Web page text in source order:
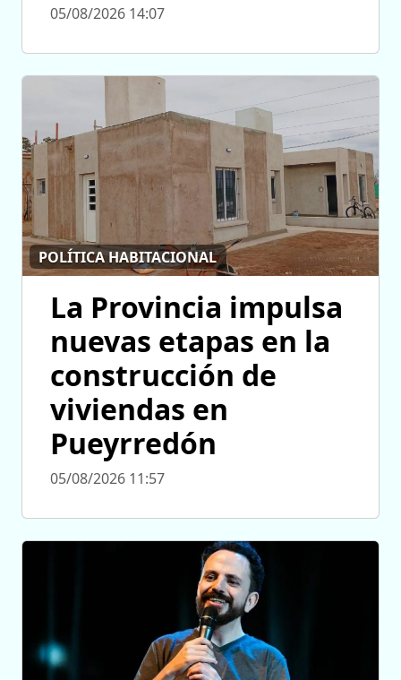
05/08/2026 14:07
POLÍTICA HABITACIONAL
La Provincia impulsa
nuevas etapas en la
construcción de
viviendas en
Pueyrredón
05/08/2026 11:57